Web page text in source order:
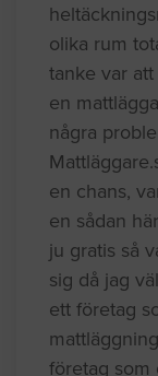
olika rum
tanke var
en
några
en chans,
en sådan
ju gratis så
sig då jag
ett företag
företag som